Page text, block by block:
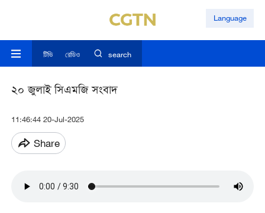
Language
টিভি রেডিও search
২০ জুলাই সিএমজি সংবাদ
11:46:44 20-Jul-2025
Share